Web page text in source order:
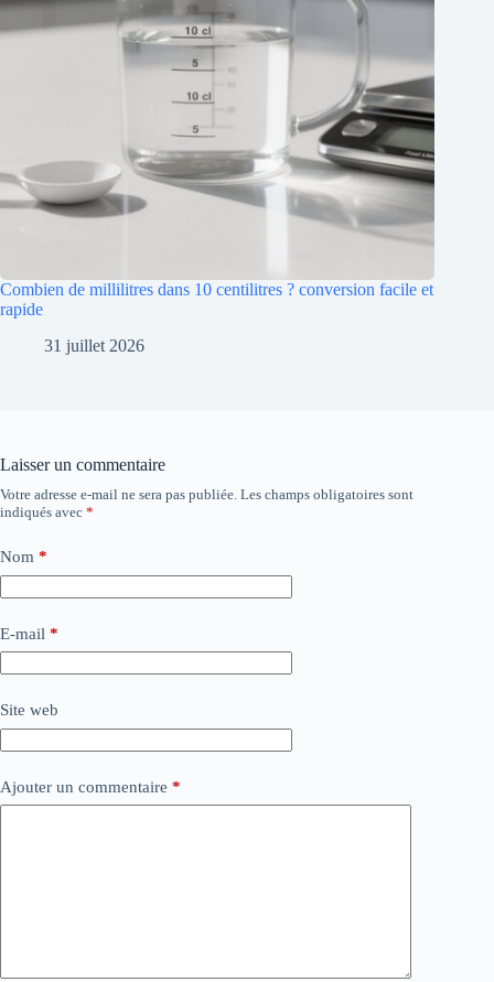
Combien de millilitres dans 10 centilitres ? conversion facile et
rapide
31 juillet 2026
Laisser un commentaire
Votre adresse e-mail ne sera pas publiée. Les champs obligatoires sont
indiqués avec *
Nom *
E-mail *
Site web
Ajouter un commentaire *